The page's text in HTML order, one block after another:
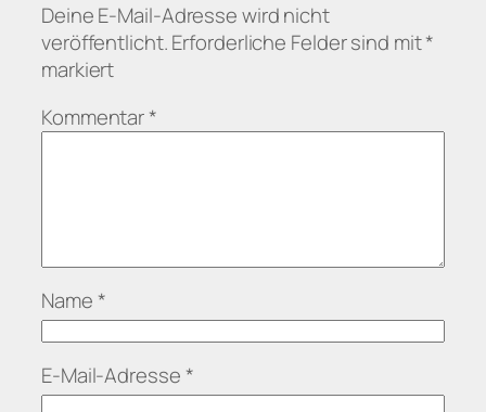
Deine E-Mail-Adresse wird nicht
veröffentlicht.Erforderliche Felder sind mit*
markiert
Kommentar*
Name *
E-Mail-Adresse *